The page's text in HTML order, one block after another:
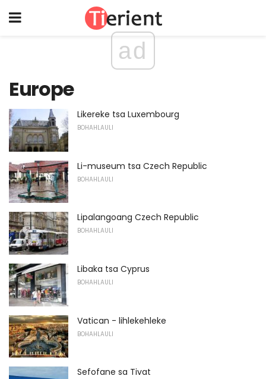
ad
Europe
Likereke tsa Luxembourg
BOHAHLAULI
Li-museum tsa Czech Republic
BOHAHLAULI
Lipalangoang Czech Republic
BOHAHLAULI
Libaka tsa Cyprus
BOHAHLAULI
Vatican - lihlekehleke
BOHAHLAULI
Sefofane sa Tivat